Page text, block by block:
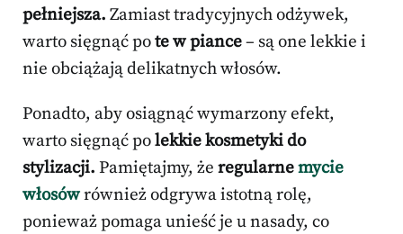
pełniejsza. Zamiast tradycyjnych odżywek,
warto sięgnąć pote w piance– są one lekkie i
nie obciążają delikatnych włosów.
Ponadto, aby osiągnąć wymarzony efekt,
warto sięgnąć polekkie kosmetyki do
stylizacji. Pamiętajmy, że regularnemycie
włosówrównież odgrywa istotną rolę,
ponieważ pomaga unieść je u nasady, co